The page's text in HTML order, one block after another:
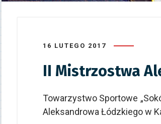
16 LUTEGO 2017
II Mistrzostwa
Towarzystwo Sportowe
Aleksandrowa Łódzkiego w